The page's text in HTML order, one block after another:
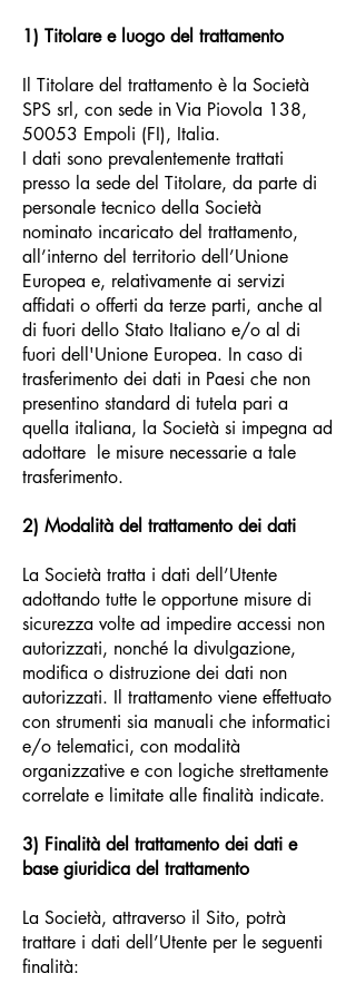
1) Titolare e luogo del trattamento
Il Titolare del trattamento è la Società
SPS srl, con sede in Via Piovola 138,
50053 Empoli (FI), Italia.
I dati sono prevalentemente trattati
presso la sede del Titolare, da parte di
personale tecnico della Società
nominato incaricato del trattamento,
all’interno del territorio dell’Unione
Europea e, relativamente ai servizi
affidati o offerti da terze parti, anche al
di fuori dello Stato Italiano e/o al di
fuori dell'Unione Europea. In caso di
trasferimento dei dati in Paesi che non
presentino standard di tutela pari a
quella italiana, la Società si impegna ad
adottare le misure necessarie a tale
trasferimento.
2) Modalità del trattamento dei dati
La Società tratta i dati dell’Utente
adottando tutte le opportune misure di
sicurezza volte ad impedire accessi non
autorizzati, nonché la divulgazione,
modifica o distruzione dei dati non
autorizzati. Il trattamento viene effettuato
con strumenti sia manuali che informatici
e/o telematici, con modalità
organizzative e con logiche strettamente
correlate e limitate alle finalità indicate.
3) Finalità del trattamento dei dati e
base giuridica del trattamento
La Società, attraverso il Sito, potrà
trattare i dati dell’Utente per le seguenti
finalità: